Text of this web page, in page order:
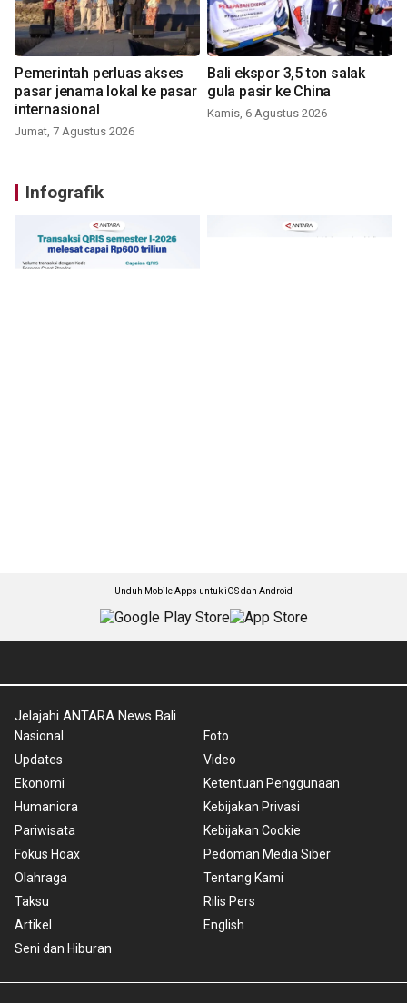
Pemerintah perluas akses
pasar jenama lokal ke pasar
internasional
Jumat, 7 Agustus 2026
Bali ekspor 3,5 ton salak
gula pasir ke China
Kamis, 6 Agustus 2026
Infografik
Unduh Mobile Apps untuk iOS dan Android
Jelajahi ANTARA News Bali
Nasional
Updates
Ekonomi
Humaniora
Pariwisata
Fokus Hoax
Olahraga
Taksu
Artikel
Seni dan Hiburan
Foto
Video
Ketentuan Penggunaan
Kebijakan Privasi
Kebijakan Cookie
Pedoman Media Siber
Tentang Kami
Rilis Pers
English